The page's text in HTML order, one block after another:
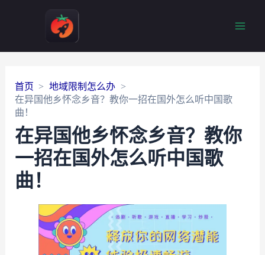
首页
地域限制怎么办
在异国他乡怀念乡音？教你一招在国外怎么听中国歌
曲！
在异国他乡怀念乡音？教你
一招在国外怎么听中国歌
曲！